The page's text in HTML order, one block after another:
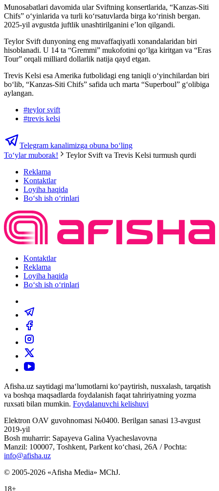
Munosabatlari davomida ular Sviftning konsertlarida, “Kanzas-Siti
Chifs” o‘yinlarida va turli ko‘rsatuvlarda birga ko‘rinish bergan.
2025-yil avgustda juftlik unashtirilganini e’lon qilgandi.
Teylor Svift dunyoning eng muvaffaqiyatli xonandalaridan biri
hisoblanadi. U 14 ta “Gremmi” mukofotini qo‘lga kiritgan va “Eras
Tour” orqali milliard dollarlik natija qayd etgan.
Trevis Kelsi esa Amerika futbolidagi eng taniqli o‘yinchilardan biri
bo‘lib, “Kanzas-Siti Chifs” safida uch marta “Superboul” g‘olibiga
aylangan.
#teylor svift
#trevis kelsi
Telegram kanalimizga obuna bo‘ling
Toʻylar muborak!
Teylor Svift va Trevis Kelsi turmush qurdi
Reklama
Kontaktlar
Loyiha haqida
Bo‘sh ish o‘rinlari
Kontaktlar
Reklama
Loyiha haqida
Bo‘sh ish o‘rinlari
Afisha.uz saytidagi ma‘lumotlarni ko‘paytirish, nusxalash, tarqatish
va boshqa maqsadlarda foydalanish faqat tahririyatning yozma
ruxsati bilan mumkin. Foydalanuvchi kelishuvi
Elektron OAV guvohnomasi №0400. Berilgan sanasi 13-avgust
2019-yil
Bosh muharrir: Sapayeva Galina Vyacheslavovna
Manzil: 100007, Toshkent, Parkent ko‘chasi, 26А / Pochta:
info@afisha.uz
© 2005-2026 «Afisha Media» MChJ.
18+